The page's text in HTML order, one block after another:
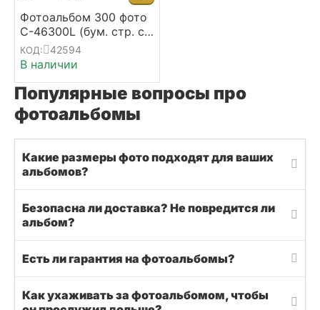
Популярные вопросы про
фотоальбомы
Какие размеры фото подходят для ваших
альбомов?
Безопасна ли доставка? Не повредится ли
альбом?
Есть ли гарантия на фотоальбомы?
Как ухаживать за фотоальбомом, чтобы
Фотоальбом 300 фото
С-46300L (бум. стр. с
memo) Классика-3
(32923)
КОД: 42594
В наличии